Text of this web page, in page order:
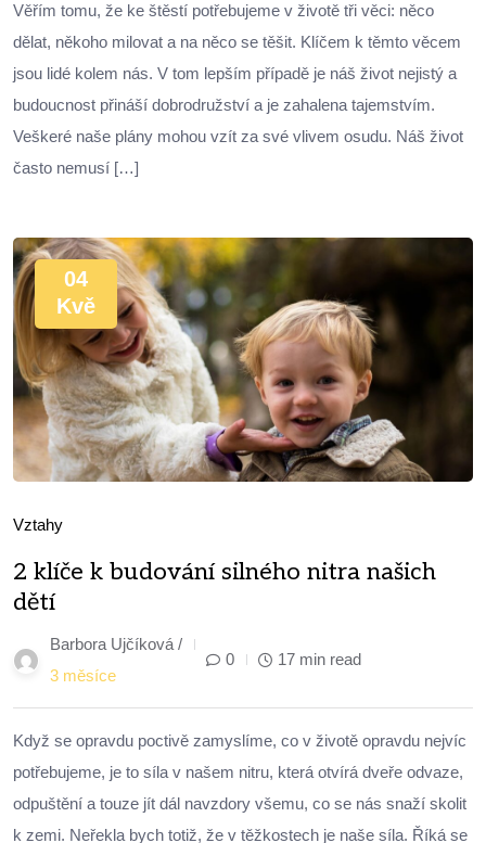
Věřím tomu, že ke štěstí potřebujeme v životě tři věci: něco
dělat, někoho milovat a na něco se těšit. Klíčem k těmto věcem
jsou lidé kolem nás. V tom lepším případě je náš život nejistý a
budoucnost přináší dobrodružství a je zahalena tajemstvím.
Veškeré naše plány mohou vzít za své vlivem osudu. Náš život
často nemusí […]
04
Kvě
Vztahy
2 klíče k budování silného nitra našich
dětí
Barbora Ujčíková /
3 měsíce
0 17 min read
Když se opravdu poctivě zamyslíme, co v životě opravdu nejvíc
potřebujeme, je to síla v našem nitru, která otvírá dveře odvaze,
odpuštění a touze jít dál navzdory všemu, co se nás snaží skolit
k zemi. Neřekla bych totiž, že v těžkostech je naše síla. Říká se